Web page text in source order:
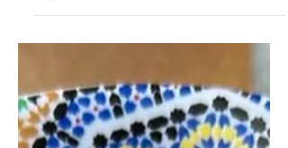
Voici un mélange surprenant car le
fenouil est cru cependant le mariage
et rafraichissant. sushi...